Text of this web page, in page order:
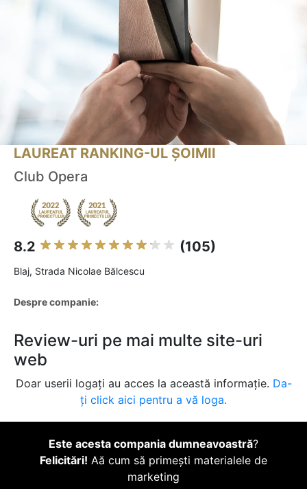
LAUREAT RANKING-UL ȘOIMII
Club Opera
8.2 (105)
Blaj, Strada Nicolae Bălcescu
Despre companie:
Review-uri pe mai multe site-uri
web
Doar userii logați au acces la această informație. Da-
ți click aici pentru a vă loga.
Este acesta compania dumneavoastră?
Felicitări! Aă cum să primești materialele de
marketing